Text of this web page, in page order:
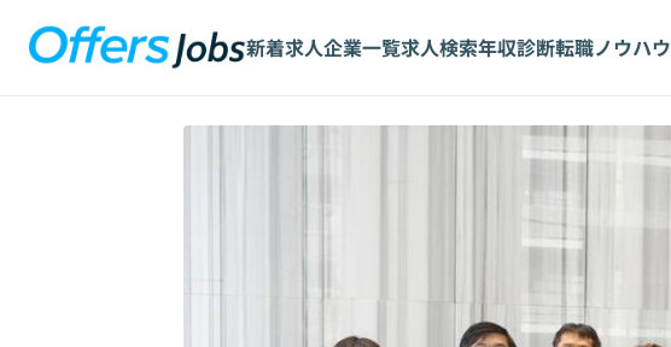
新着求人企業一覧求人検索年収診断転職ノウハウ